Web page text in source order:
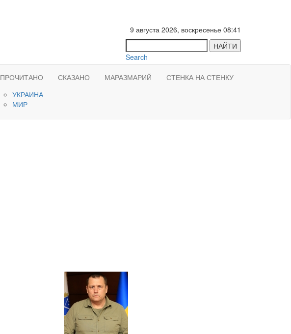
9 августа 2026, воскресенье 08:41
НАЙТИ
Search
ПРОЧИТАНО
УКРАИНА
МИР
СКАЗАНО МАРАЗМАРИЙ СТЕНКА НА СТЕНКУ